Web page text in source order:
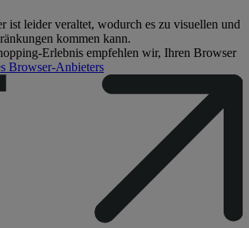
ist leider veraltet, wodurch es zu visuellen und
kommen kann.
Erlebnis empfehlen wir, Ihren Browser
Browser-Anbieters